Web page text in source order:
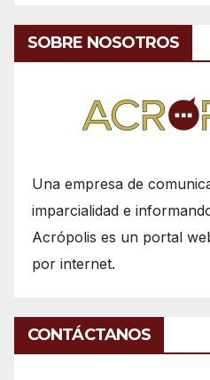
SOBRE NOSOTROS
Una empresa de
imparcialidad e
Acrópolis es un portal
por internet.
CONTÁCTANOS